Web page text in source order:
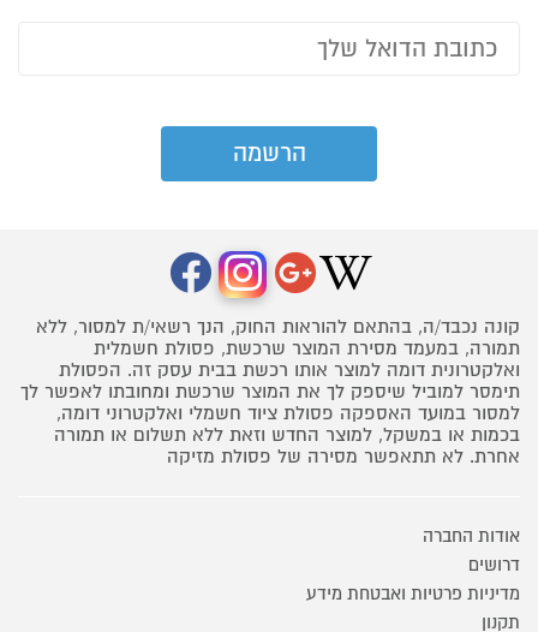
קונה נכבד/ה, בהתאם להוראות החוק, הנך רשאי/ת למסור, ללא
תמורה, במעמד מסירת המוצר שרכשת, פסולת חשמלית
ואלקטרונית דומה למוצר אותו רכשת בבית עסק זה. הפסולת
תימסר למוביל שיספק לך את המוצר שרכשת ומחובתו לאפשר לך
למסור במועד האספקה פסולת ציוד חשמלי ואלקטרוני דומה,
בכמות או במשקל, למוצר החדש וזאת ללא תשלום או תמורה
אחרת. לא תתאפשר מסירה של פסולת מזיקה
אודות החברה
דרושים
מדיניות פרטיות ואבטחת מידע
תקנון